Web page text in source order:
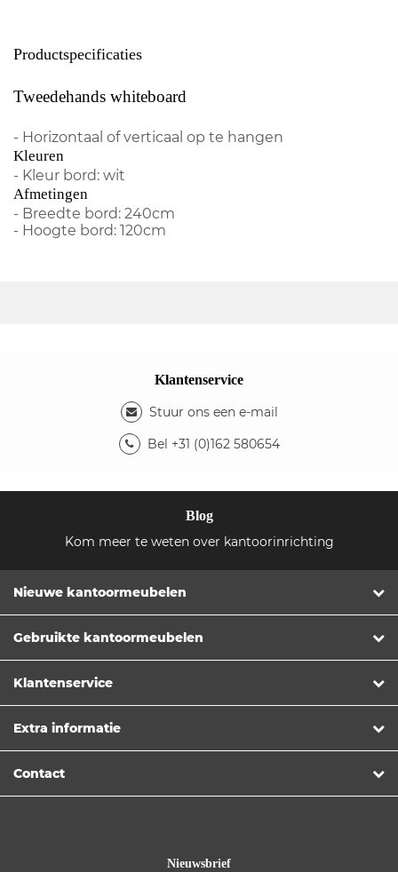
Productspecificaties
Tweedehands whiteboard
- Horizontaal of verticaal op te hangen
Kleuren
- Kleur bord: wit
Afmetingen
- Breedte bord: 240cm
- Hoogte bord: 120cm
Klantenservice
Stuur ons een e-mail
Bel +31 (0)162 580654
Blog
Kom meer te weten over kantoorinrichting
Nieuwe kantoormeubelen
Gebruikte kantoormeubelen
Klantenservice
Extra informatie
Contact
Nieuwsbrief